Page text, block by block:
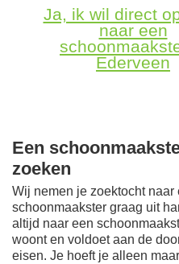
Ja, ik wil direct
naar een
Ederveen
Een
zoeken
Wij nemen je zoektocht naar
schoonmaakster graag uit
altijd naar een
woont en voldoet aan de
eisen. Je hoeft je alleen